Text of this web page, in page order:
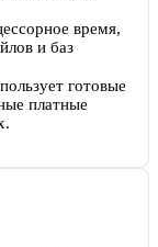
время,
и баз
готовые
платные